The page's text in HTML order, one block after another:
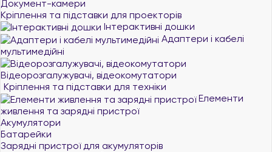
Документ-камери
Кріплення та підставки для проекторів
Інтерактивні дошки
Адаптери і кабелі
мультимедійні
Відеорозгалужувачі, відеокомутатори
Кріплення та підставки для техніки
Елементи
живлення та зарядні пристрої
Акумулятори
Батарейки
Зарядні пристрої для акумуляторів